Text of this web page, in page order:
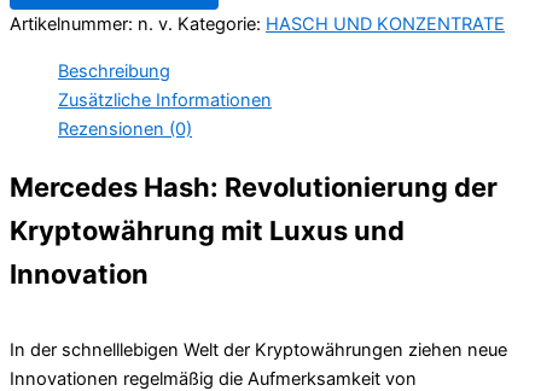
Artikelnummer: n. v. Kategorie: HASCH UND KONZENTRATE
Beschreibung
Zusätzliche Informationen
Rezensionen (0)
Mercedes Hash: Revolutionierung der
Kryptowährung mit Luxus und
Innovation
In der schnelllebigen Welt der Kryptowährungen ziehen neue
Innovationen regelmäßig die Aufmerksamkeit von